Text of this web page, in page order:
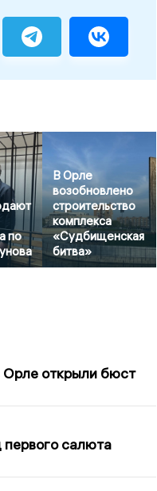
по
В Орле
возобновлено
строительство
комплекса
«Судбищенская
битва»
открыли бюст
салюта